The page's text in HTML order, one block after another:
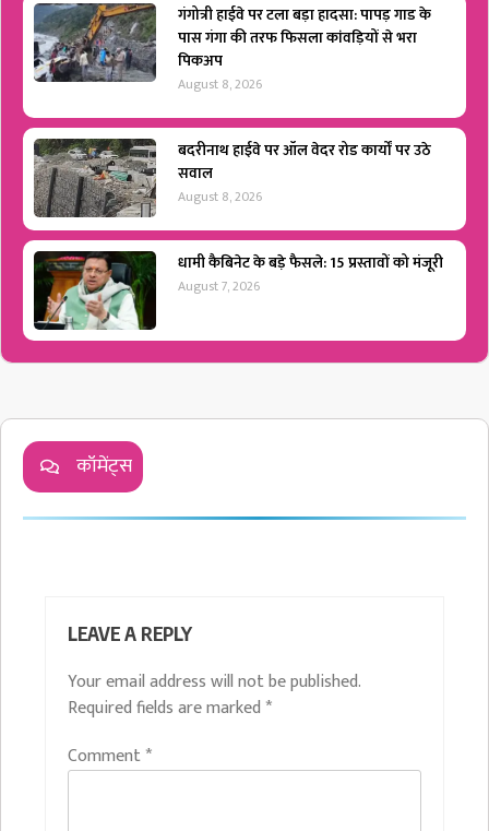
गंगोत्री हाईवे पर टला बड़ा हादसा: पापड़ गाड के
पास गंगा की तरफ फिसला कांवड़ियों से भरा
पिकअप
August 8, 2026
बदरीनाथ हाईवे पर ऑल वेदर रोड कार्यों पर उठे
सवाल
August 8, 2026
धामी कैबिनेट के बड़े फैसले: 15 प्रस्तावों को मंजूरी
August 7, 2026
कॉमेंट्स
LEAVE A REPLY
Your email address will not be published.
Required fields are marked *
Comment*